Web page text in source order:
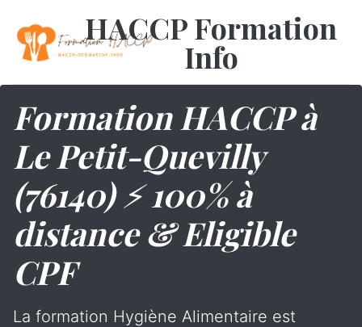
HACCP Formation
Info
Formation HACCP à
Le Petit-Quevilly
(76140) ⚡ 100% à
distance & Eligible
CPF
La formation Hygiène Alimentaire est